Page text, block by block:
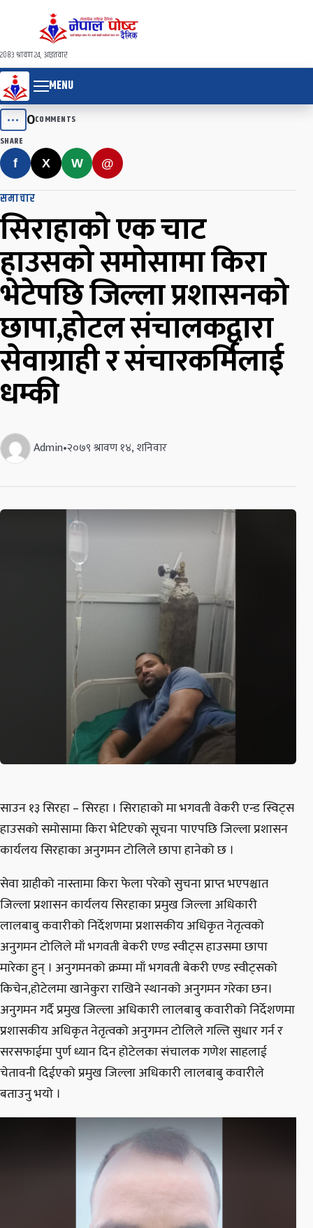
२०८३ श्रावण २४, आइतवार
MENU
••• 0COMMENTS
SHARE
f X W @
समाचार
सिराहाको एक चाट
हाउसको समोसामा किरा
भेटेपछि जिल्ला प्रशासनको
छापा,होटल संचालकद्वारा
सेवाग्राही र संचारकर्मिलाई
धम्की
Admin•२०७९ श्रावण १४, शनिवार
साउन १३ सिरहा – सिरहा । सिराहाको मा भगवती वेकरी एन्ड स्विट्स
हाउसको समोसामा किरा भेटिएको सूचना पाएपछि जिल्ला प्रशासन
कार्यलय सिरहाका अनुगमन टोलिले छापा हानेको छ ।
सेवा ग्राहीको नास्तामा किरा फेला परेको सुचना प्राप्त भएपश्चात
जिल्ला प्रशासन कार्यलय सिरहाका प्रमुख जिल्ला अधिकारी
लालबाबु कवारीको निर्देशणमा प्रशासकीय अधिकृत नेतृत्वको
अनुगमन टोलिले माँ भगवती बेकरी एण्ड स्वीट्स हाउसमा छापा
मारेका हुन् । अनुगमनको क्रम्मा माँ भगवती बेकरी एण्ड स्वीट्सको
किचेन,होटेलमा खानेकुरा राखिने स्थानको अनुगमन गरेका छन।
अनुगमन गर्दै प्रमुख जिल्ला अधिकारी लालबाबु कवारीको निर्देशणमा
प्रशासकीय अधिकृत नेतृत्वको अनुगमन टोलिले गल्ति सुधार गर्न र
सरसफाईमा पुर्ण ध्यान दिन होटेलका संचालक गणेश साहलाई
चेतावनी दिईएको प्रमुख जिल्ला अधिकारी लालबाबु कवारीले
बताउनु भयो ।